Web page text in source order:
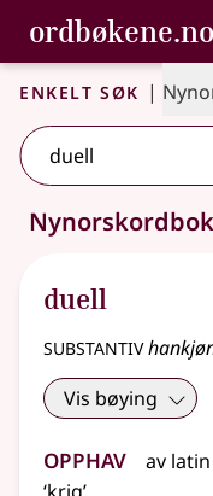
Gå til
Tilgjenge
ordbøkene.no
Bokmålsordboka og
Enkelt søk |
Eitt treff.Ytterlegare
duell
substantiv
Vis bøying
Opphav av latin